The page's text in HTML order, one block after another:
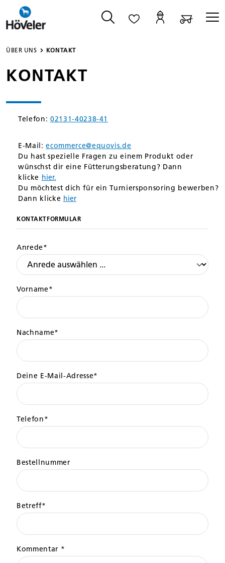
springen
ÜBER UNS KONTAKT
KONTAKT
Telefon: 02131-40238-41
E-Mail: ecommerce@equovis.de
Du hast spezielle Fragen zu einem Produkt oder
wünschst dir eine Fütterungsberatung? Dann
klicke hier.
Du möchtest dich für ein Turniersponsoring bewerben?
Dann klicke hier
KONTAKTFORMULAR
Anrede*
Vorname*
Nachname*
Deine E-Mail-Adresse*
Telefon*
Bestellnummer
Betreff*
Kommentar *